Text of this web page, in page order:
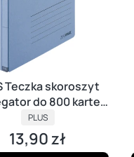
Teczka skoroszyt
do 800 kartek
Max NIEBIESKA
PRODUCENT
PLUS
Cena
13,90 zł